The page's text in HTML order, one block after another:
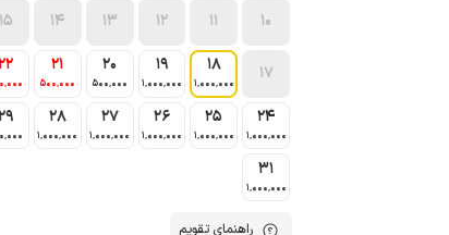
10
11
12
13
14
15
17
18
1٬000٬000
19
1٬000٬000
20
500٬000
21
500٬000
24
1٬000٬000
25
1٬000٬000
26
1٬000٬000
27
1٬000٬000
28
1٬000٬000
31
1٬000٬000
راهنمای تقویم